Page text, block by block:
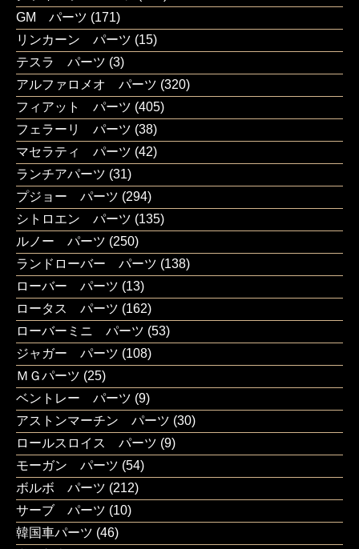
GM パーツ (171)
リンカーン パーツ (15)
テスラ パーツ (3)
アルファロメオ パーツ (320)
フィアット パーツ (405)
フェラーリ パーツ (38)
マセラティ パーツ (42)
ランチアパーツ (31)
プジョー パーツ (294)
シトロエン パーツ (135)
ルノー パーツ (250)
ランドローバー パーツ (138)
ローバー パーツ (13)
ロータス パーツ (162)
ローバーミニ パーツ (53)
ジャガー パーツ (108)
ＭＧパーツ (25)
ベントレー パーツ (9)
アストンマーチン パーツ (30)
ロールスロイス パーツ (9)
モーガン パーツ (54)
ボルボ パーツ (212)
サーブ パーツ (10)
韓国車パーツ (46)